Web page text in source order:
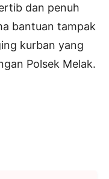
dan penuh
bantuan tampak
kurban yang
Polsek Melak.